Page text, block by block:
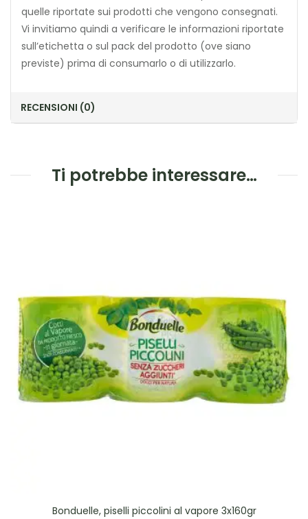
quelle riportate sui prodotti che vengono consegnati.
Vi invitiamo quindi a verificare le informazioni riportate
sull’etichetta o sul pack del prodotto (ove siano
previste) prima di consumarlo o di utilizzarlo.
RECENSIONI (0)
Ti potrebbe interessare…
Bonduelle, piselli piccolini al vapore 3x160gr